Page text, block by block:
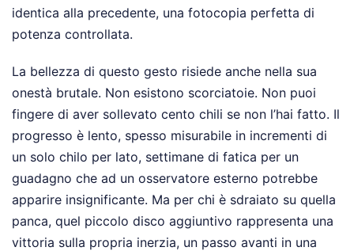
identica alla precedente, una fotocopia perfetta di
potenza controllata.
La bellezza di questo gesto risiede anche nella sua
onestà brutale. Non esistono scorciatoie. Non puoi
fingere di aver sollevato cento chili se non l’hai fatto. Il
progresso è lento, spesso misurabile in incrementi di
un solo chilo per lato, settimane di fatica per un
guadagno che ad un osservatore esterno potrebbe
apparire insignificante. Ma per chi è sdraiato su quella
panca, quel piccolo disco aggiuntivo rappresenta una
vittoria sulla propria inerzia, un passo avanti in una